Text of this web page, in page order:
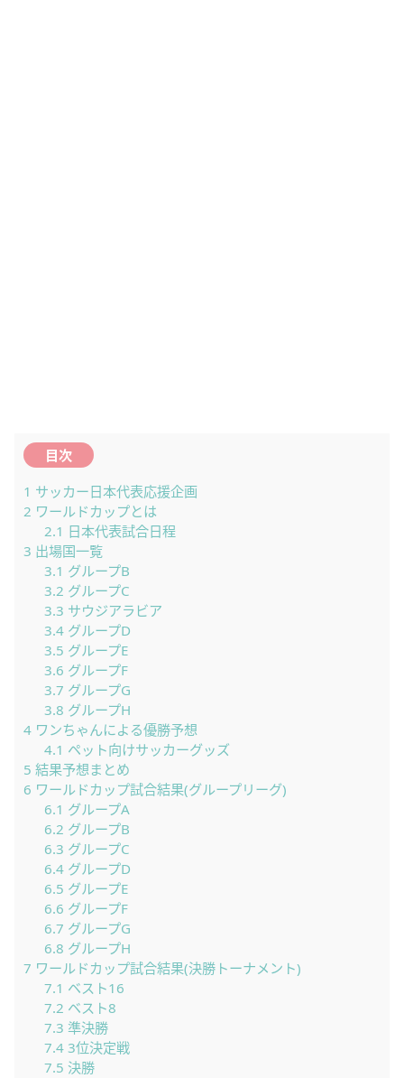
目次
1 サッカー日本代表応援企画
2 ワールドカップとは
2.1 日本代表試合日程
3 出場国一覧
3.1 グループB
3.2 グループC
3.3 サウジアラビア
3.4グループD
3.5 グループE
3.6 グループF
3.7 グループG
3.8 グループH
4 ワンちゃんによる優勝予想
4.1 ペット向けサッカーグッズ
5 結果予想まとめ
6 ワールドカップ試合結果(グループリーグ)
6.1 グループA
6.2 グループB
6.3 グループC
6.4グループD
6.5 グループE
6.6 グループF
6.7 グループG
6.8 グループH
7 ワールドカップ試合結果(決勝トーナメント)
7.1 ベスト16
7.2 ベスト8
7.3 準決勝
7.43位決定戦
7.5 決勝